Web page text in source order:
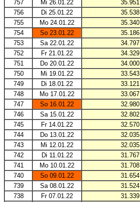
757
Mi 26.01.22 35.951
756
Di 25.01.22 35.538
755
Mo 24.01.22 35.340
754
So 23.01.22 35.186
753
Sa 22.01.22 34.797
752
Fr 21.01.22 34.329
751
Do 20.01.22 34.000
750
Mi 19.01.22 33.543
749
Di 18.01.22 33.121
748
Mo 17.01.22 33.067
747
So 16.01.22 32.980
746
Sa 15.01.22 32.802
745
Fr 14.01.22 32.570
744
Do 13.01.22 32.035
743
Mi 12.01.22 32.035
742
Di 11.01.22 31.767
741
Mo 10.01.22 31.708
740
So 09.01.22 31.654
739
Sa 08.01.22 31.524
738
Fr 07.01.22 31.339